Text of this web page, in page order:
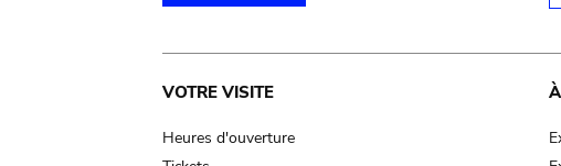
Main
navigation
VOTRE VISITE
Heures d'ouverture